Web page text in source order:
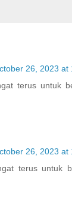
26, 2023 at
terus untuk
26, 2023 at
terus untuk